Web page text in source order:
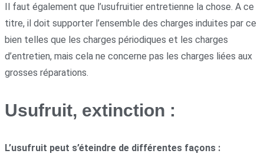
Il faut également que l’usufruitier entretienne la chose. A ce
titre, il doit supporter l’ensemble des charges induites par ce
bien telles que les charges périodiques et les charges
d’entretien, mais cela ne concerne pas les charges liées aux
grosses réparations.
Usufruit, extinction :
L’usufruit peut s’éteindre de différentes façons :